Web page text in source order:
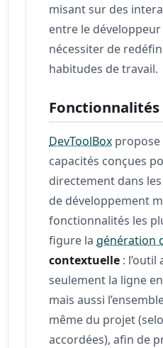
misant sur des
entre le développeur
nécessiter de
habitudes de travail.
DevToolBox propose
capacités conçues
directement dans
de développement
fonctionnalités les
figure lagénération
contextuelle : l’outil
seulement la ligne
mais aussi
même du projet
accordées), afin de